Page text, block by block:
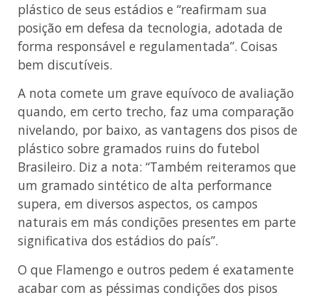
plástico de seus estádios e “reafirmam sua
posição em defesa da tecnologia, adotada de
forma responsável e regulamentada”. Coisas
bem discutíveis.
A nota comete um grave equívoco de avaliação
quando, em certo trecho, faz uma comparação
nivelando, por baixo, as vantagens dos pisos de
plástico sobre gramados ruins do futebol
Brasileiro. Diz a nota: “Também reiteramos que
um gramado sintético de alta performance
supera, em diversos aspectos, os campos
naturais em más condições presentes em parte
significativa dos estádios do país”.
O que Flamengo e outros pedem é exatamente
acabar com as péssimas condições dos pisos